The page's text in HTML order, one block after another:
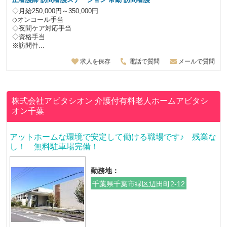
◇月給250,000円～350,000円
◇オンコール手当
◇夜間ケア対応手当
◇資格手当
※訪問件...
求人を保存 電話で質問 メールで質問
株式会社アビタシオン介護付有料老人ホームアビタシ
オン千葉
アットホームな環境で安定して働ける職場です♪ 残業な
し！ 無料駐車場完備！
勤務地：
千葉県千葉市緑区辺田町2-12